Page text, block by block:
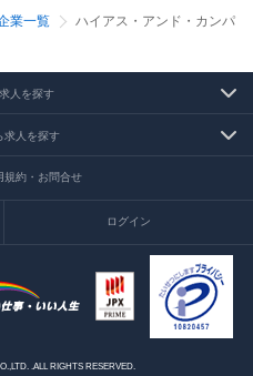
業一覧
ハイアス・アンド・カンパ
人を探す
求人を探す
規約・お問合せ
ログイン
.ALL RIGHTS RESERVED.